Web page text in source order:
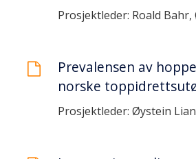
Prosjektleder: Roald
Prevalensen av
norske
Prosjektleder: Øystein Lian